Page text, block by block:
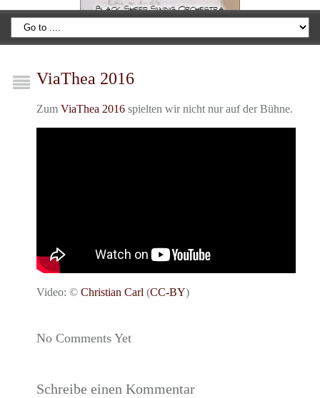
ViaThea 2016
Zum ViaThea 2016spielten wir nicht nur auf der Bühne.
Video: © Christian Carl(CC-BY)
No Comments Yet
Schreibe einen Kommentar